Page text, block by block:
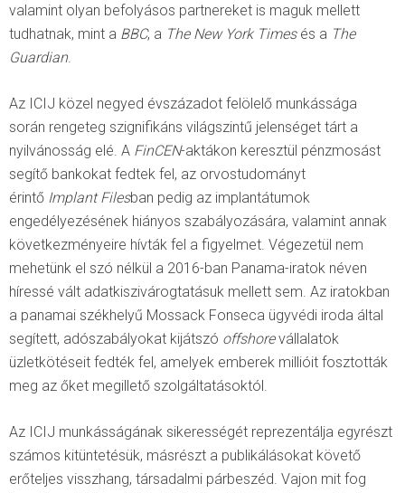
valamint olyan befolyásos partnereket is maguk mellett
tudhatnak, mint a BBC, a The New York Timesés a The
Guardian.
Az ICIJ közel negyed évszázadot felölelő munkássága
során rengeteg szignifikáns világszintű jelenséget tárt a
nyilvánosság elé. A FinCEN-aktákon keresztül pénzmosást
segítő bankokat fedtek fel, az orvostudományt
érintő Implant Filesban pedig az implantátumok
engedélyezésének hiányos szabályozására, valamint annak
következményeire hívták fel a figyelmet. Végezetül nem
mehetünk el szó nélkül a 2016-ban Panama-iratok néven
híressé vált adatkiszivárogtatásuk mellett sem. Az iratokban
a panamai székhelyű Mossack Fonseca ügyvédi iroda által
segített, adószabályokat kijátszó offshorevállalatok
üzletkötéseit fedték fel, amelyek emberek millióit fosztották
meg az őket megillető szolgáltatásoktól.
Az ICIJ munkásságának sikerességét reprezentálja egyrészt
számos kitüntetésük, másrészt a publikálásokat követő
erőteljes visszhang, társadalmi párbeszéd. Vajon mit fog